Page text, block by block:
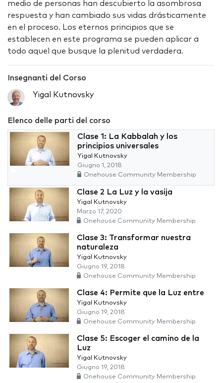
medio de personas han descubierto la asombrosa
respuesta y han cambiado sus vidas drásticamente
en el proceso. Los eternos principios que se
establecen en este programa se pueden aplicar a
todo aquel que busque la plenitud verdadera.
Insegnanti del Corso
Yigal Kutnovsky
Elenco delle parti del corso
Clase 1: La Kabbalah y los
principios universales
Yigal Kutnovsky
Giugno 1, 2018
Onehouse Community Membership
Clase 2 La Luz y la vasija
Yigal Kutnovsky
Marzo 17, 2020
Onehouse Community Membership
Clase 3: Transformar nuestra
naturaleza
Yigal Kutnovsky
Giugno 19, 2018
Onehouse Community Membership
Clase 4: Permite que la Luz entre
Yigal Kutnovsky
Giugno 19, 2018
Onehouse Community Membership
Clase 5: Escoger el camino de la
Luz
Yigal Kutnovsky
Giugno 19, 2018
Onehouse Community Membership